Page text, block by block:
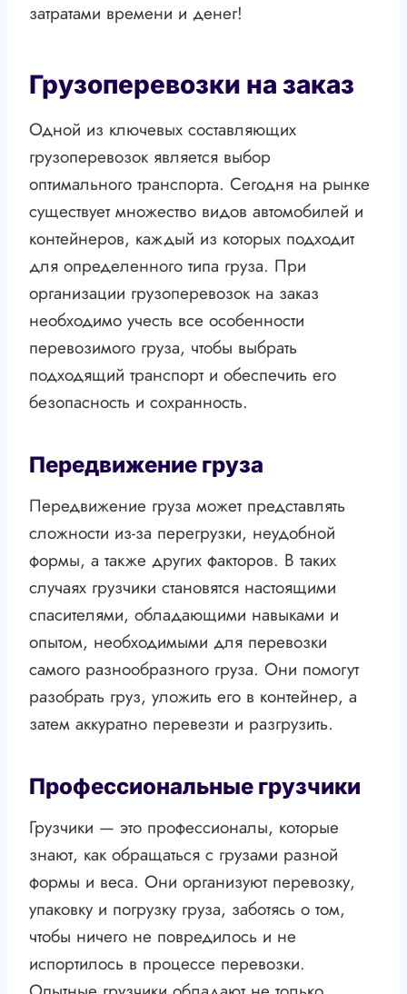
затратами времени и денег!
Грузоперевозки на заказ
Одной из ключевых составляющих
грузоперевозок является выбор
оптимального транспорта. Сегодня на рынке
существует множество видов автомобилей и
контейнеров, каждый из которых подходит
для определенного типа груза. При
организации грузоперевозок на заказ
необходимо учесть все особенности
перевозимого груза, чтобы выбрать
подходящий транспорт и обеспечить его
безопасность и сохранность.
Передвижение груза
Передвижение груза может представлять
сложности из-за перегрузки, неудобной
формы, а также других факторов. В таких
случаях грузчики становятся настоящими
спасителями, обладающими навыками и
опытом, необходимыми для перевозки
самого разнообразного груза. Они помогут
разобрать груз, уложить его в контейнер, а
затем аккуратно перевезти и разгрузить.
Профессиональные грузчики
Грузчики — это профессионалы, которые
знают, как обращаться с грузами разной
формы и веса. Они организуют перевозку,
упаковку и погрузку груза, заботясь о том,
чтобы ничего не повредилось и не
испортилось в процессе перевозки.